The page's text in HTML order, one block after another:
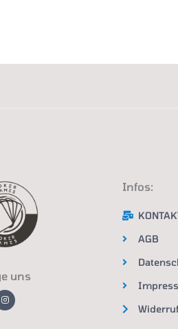
uns
I
n
s
Infos:
AGB